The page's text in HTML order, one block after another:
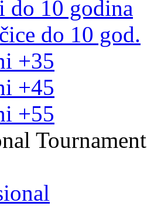
do 10 godina
do 10 god.
+35
+45
+55